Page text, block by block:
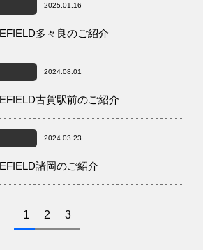
2025.01.16
多々良のご紹介
2024.08.01
古賀駅前のご紹介
2024.03.23
諸岡のご紹介
1 2 3